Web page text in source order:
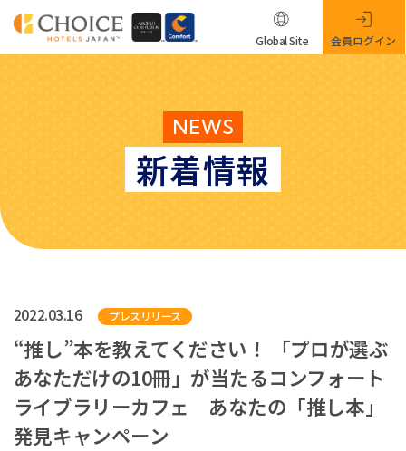
NEWS
新着情報
Global Site 会員ログイン
2022.03.16 プレスリリース
“推し”本を教えてください！ 「プロが選ぶ
あなただけの10冊」が当たるコンフォート
ライブラリーカフェ あなたの「推し本」
発見キャンペーン